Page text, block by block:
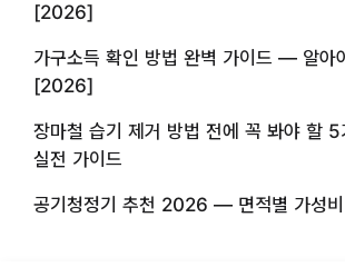
[2026]
가구소득 확인 방법 완벽 가이드 — 알아
[2026]
장마철 습기 제거 방법 전에 꼭 봐야 할
실전 가이드
공기청정기 추천 2026 — 면적별 가성